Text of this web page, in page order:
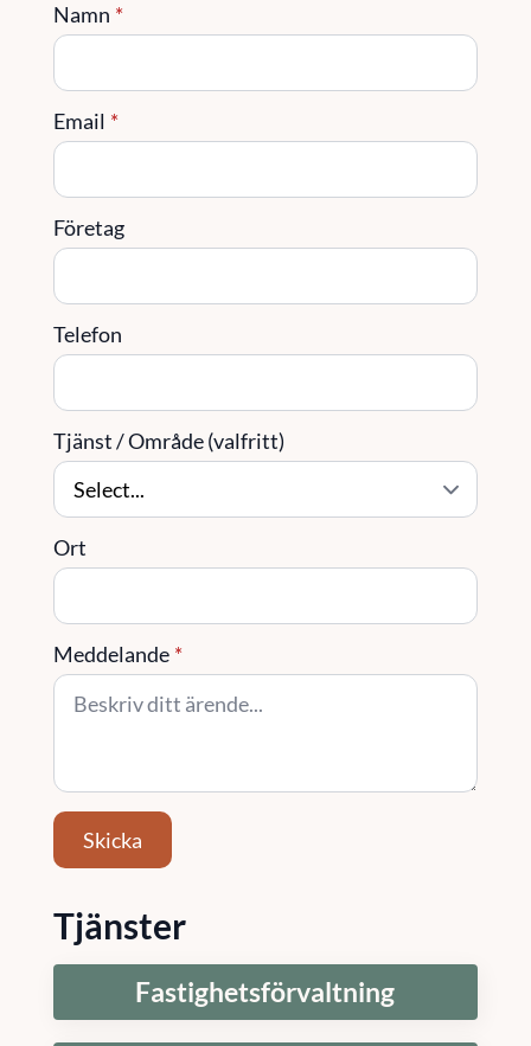
Namn *
Email *
Företag
Telefon
Tjänst / Område (valfritt)
Ort
Meddelande *
Skicka
Tjänster
Fastighetsförvaltning